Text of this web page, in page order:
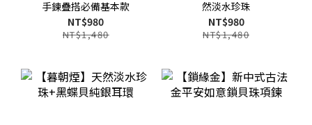
手鍊疊搭必備基本款
NT$980
NT$1,480
然淡水珍珠
NT$980
NT$1,480